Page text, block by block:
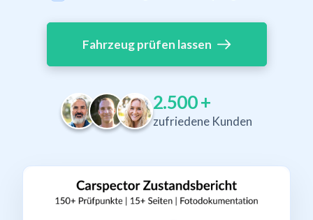
Fahrzeug prüfen lassen
2.500+
zufriedene Kunden